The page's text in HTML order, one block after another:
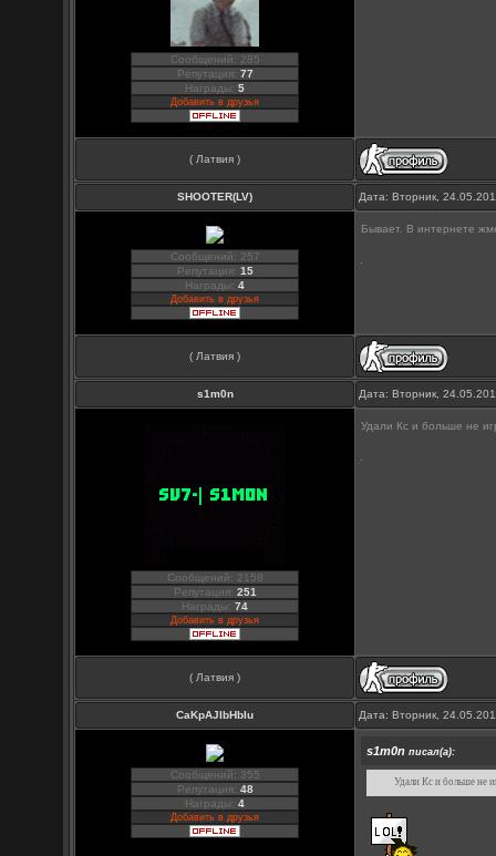
Сообщений: 285
Репутация: 77
Награды:5
Добавить в друзья
( Латвия )
SHOOTER(LV) Дата: Вторник,
Сообщений: 257
Репутация: 15
Награды:4
Добавить в друзья
Бывает. В интернете
( Латвия )
s1m0n Дата: Вторник,
Сообщений: 2158
Репутация: 251
Награды:74
Добавить в друзья
Удали Кс и больше не
( Латвия )
CaKpAJIbHbIu Дата: Вторник,
Сообщений: 355
Репутация: 48
Награды:4
Добавить в друзья
s1m0n писал(а):
Удали Кс и больше не